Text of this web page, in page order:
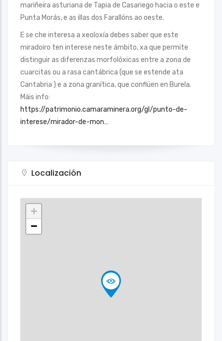
mariñeira asturiana de Tapia de Casariego hacia o este e
Punta Morás, e as illas dos Farallóns ao oeste.
E se che interesa a xeoloxía debes saber que este
miradoiro ten interese neste ámbito, xa que permite
distinguir as diferenzas morfolóxicas entre a zona de
cuarcitas ou a rasa cantábrica (que se estende ata
Cantabria ) e a zona granítica, que conflúen en Burela.
Máis info:
https://patrimonio.camaraminera.org/gl/punto-de-
interese/mirador-de-mon…
Localización
+
−